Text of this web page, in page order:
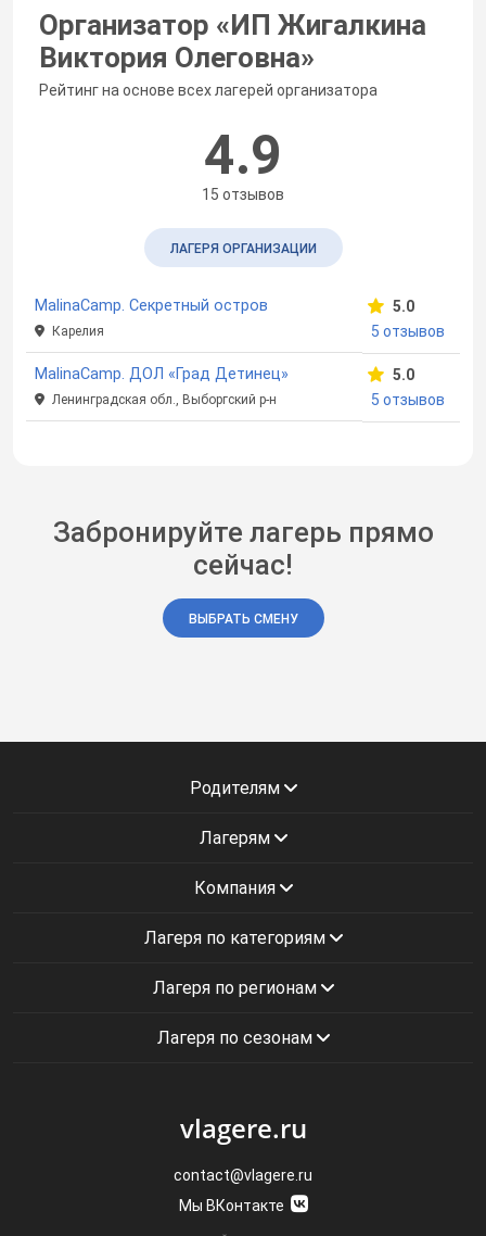
Организатор «ИП Жигалкина
Виктория Олеговна»
Рейтинг на основе всех лагерей организатора
4.9
15 отзывов
ЛАГЕРЯ ОРГАНИЗАЦИИ
MalinaCamp. Секретный остров
Карелия
5.0
5 отзывов
MalinaCamp. ДОЛ «Град Детинец»
Ленинградская обл., Выборгский р-н
5.0
5 отзывов
Забронируйте лагерь прямо
сейчас!
ВЫБРАТЬ СМЕНУ
Родителям
Лагерям
Компания
Лагеря по категориям
Лагеря по регионам
Лагеря по сезонам
vlagere.ru
contact@vlagere.ru
Мы ВКонтакте